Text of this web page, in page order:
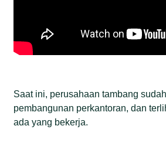
Saat ini, perusahaan tambang
pembangunan perkantoran, dan
ada yang bekerja.